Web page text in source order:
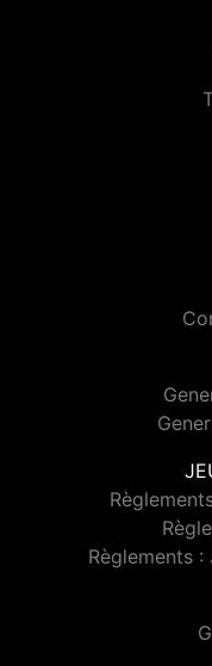
Règlements